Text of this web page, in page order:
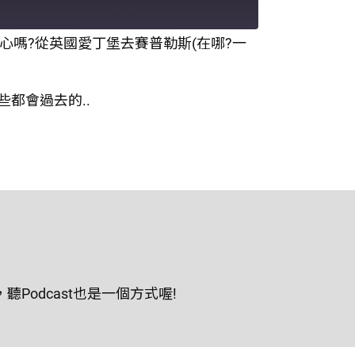
嗎?從英國愛丁堡去賽普勒斯(在哪?一
都會過去的..
Podcast也是一個方式喔!